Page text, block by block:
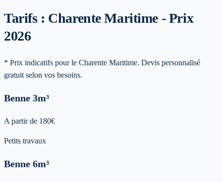
Tarifs : Charente Maritime - Prix
2026
* Prix indicatifs pour le Charente Maritime. Devis personnalisé
gratuit selon vos besoins.
Benne 3m³
A partir de 180€
Petits travaux
Benne 6m³